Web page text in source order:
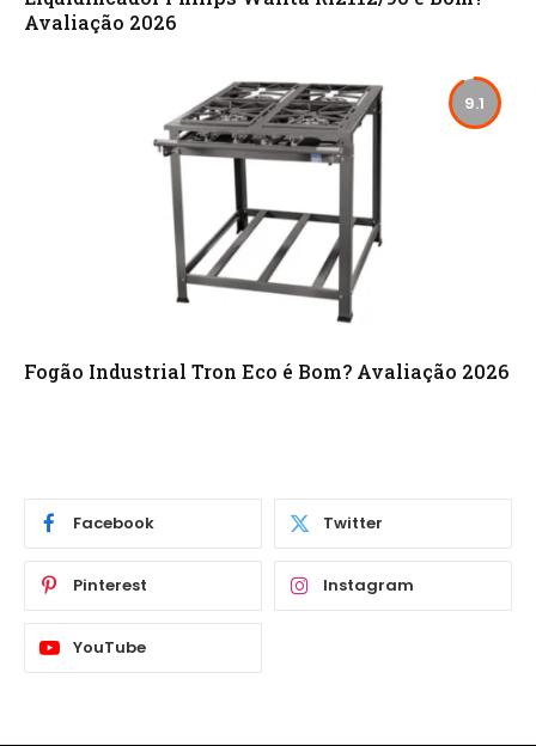
Avaliação 2026
9.1
Fogão Industrial Tron Eco é Bom? Avaliação 2026
Facebook Twitter
Pinterest Instagram
YouTube